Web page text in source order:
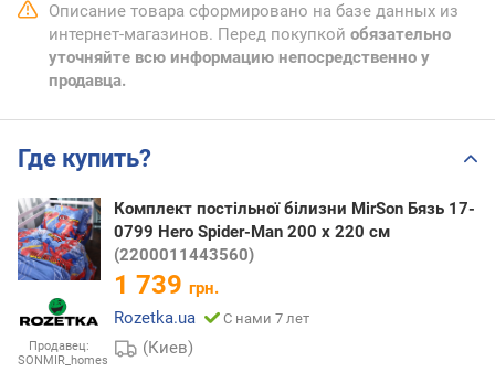
Описание товара сформировано на базе данных из
интернет-магазинов. Перед покупкой обязательно
уточняйте всю информацию непосредственно у
продавца.
Где купить?
Продавец:
SONMIR_homes
Комплект постільної білизни MirSon Бязь 17-
0799 Hero Spider-Man 200 x 220 см
(2200011443560)
1 739 грн.
Rozetka.ua
С нами 7 лет
(Киев)